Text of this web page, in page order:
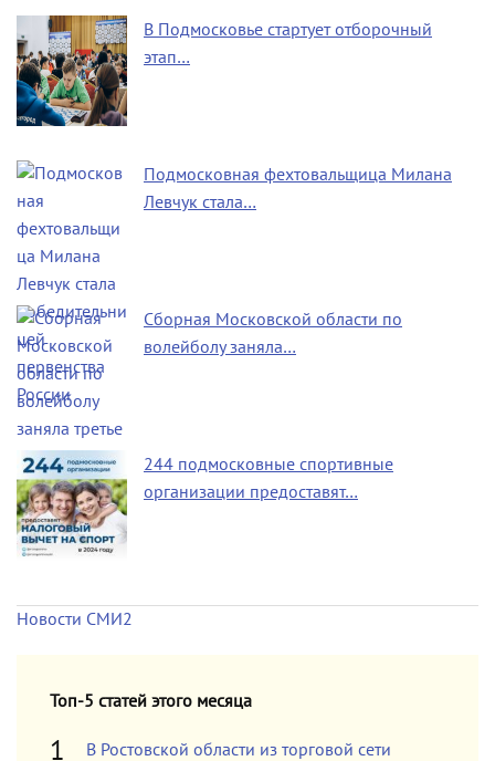
В Подмосковье стартует отборочный
этап…
Подмосковная фехтовальщица Милана
Левчук стала…
Сборная Московской области по
волейболу заняла…
244 подмосковные спортивные
организации предоставят…
Новости СМИ2
Топ-5 статей этого месяца
В Ростовской области из торговой сети